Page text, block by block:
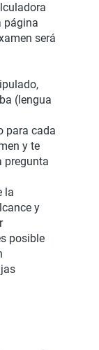
página
será
(lengua
para cada
y te
pregunta
la
y
posible